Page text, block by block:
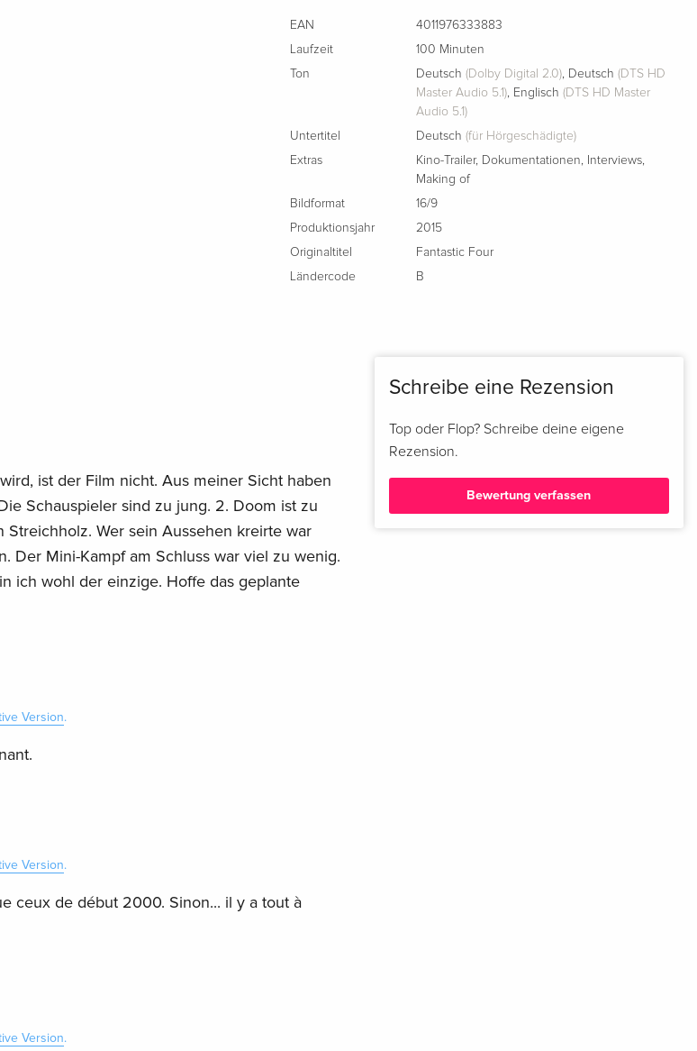
Standard Edition
Französisch
vergriffen
Standard Edition
CHF 16.50
Italienisch
EAN
4011976333883
Laufzeit
100 Minuten
Ton
Deutsch (Dolby Digital 2.0), Deutsch (DTS HD
Master Audio 5.1), Englisch (DTS HD Master
Audio 5.1)
Untertitel
Deutsch (für Hörgeschädigte)
Extras
Kino-Trailer, Dokumentationen, Interviews,
Making of
Bildformat
16/9
Produktionsjahr
2015
Originaltitel
Fantastic Four
Ländercode
B
ist der Film nicht. Aus meiner Sicht haben
Schauspieler sind zu jung. 2. Doom ist zu
Wer sein Aussehen kreirte war
Der Mini-Kampf am Schluss war viel zu wenig.
ich wohl der einzige. Hoffe das geplante
Version.
Version.
ceux de début 2000. Sinon... il y a tout à
Version.
Schreibe eine Rezension
Top oder Flop? Schreibe deine eigene
Rezension.
Bewertung verfassen